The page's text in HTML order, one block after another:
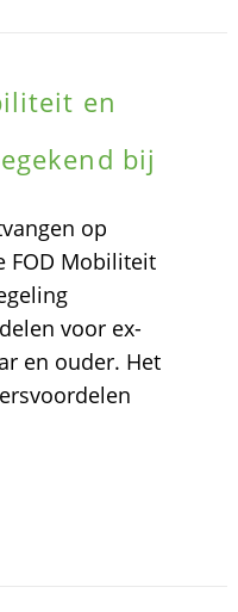
en
bij
op
FOD Mobiliteit
voor ex-
en ouder. Het